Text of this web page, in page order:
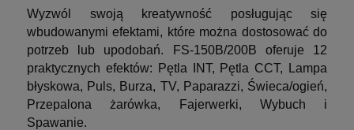
Wyzwól swoją kreatywność posługując się
wbudowanymi efektami, które można dostosować do
potrzeb lub upodobań. FS-150B/200B oferuje 12
praktycznych efektów:
Pętla INT, Pętla CCT, Lampa
błyskowa, Puls, Burza, TV, Paparazzi, Świeca/ogień,
Przepalona żarówka, Fajerwerki, Wybuch i
Spawanie.